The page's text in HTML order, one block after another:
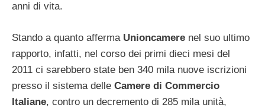
anni di vita.
Stando a quanto afferma Unioncamere nel suo ultimo
rapporto, infatti, nel corso dei primi dieci mesi del
2011 ci sarebbero state ben 340 mila nuove iscrizioni
presso il sistema delle Camere di Commercio
Italiane, contro un decremento di 285 mila unità,